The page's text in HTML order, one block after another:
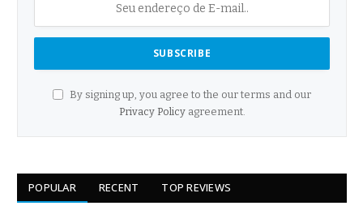
By signing up, you agree to the our terms and our
Privacy Policyagreement.
POPULAR RECENT TOP REVIEWS